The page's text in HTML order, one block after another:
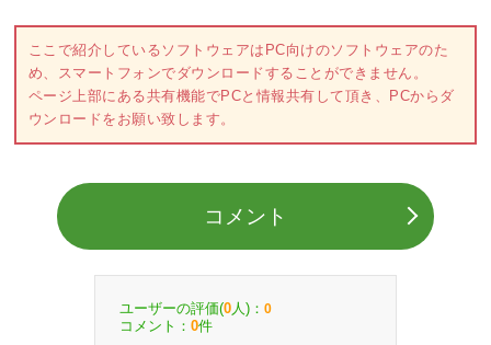
ここで紹介しているソフトウェアはPC向けのソフトウェアのた
め、スマートフォンでダウンロードすることができません。
ページ上部にある共有機能でPCと情報共有して頂き、PCからダ
ウンロードをお願い致します。
コメント
ユーザーの評価(0 人)： 0
コメント： 0件